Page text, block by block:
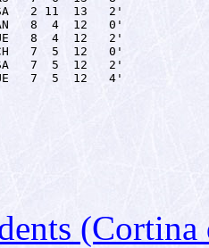
2 11  13   2'
8  4  12   0'
8  4  12   2'
7  5  12   0'
7  5  12   2'
7  5  12   4'